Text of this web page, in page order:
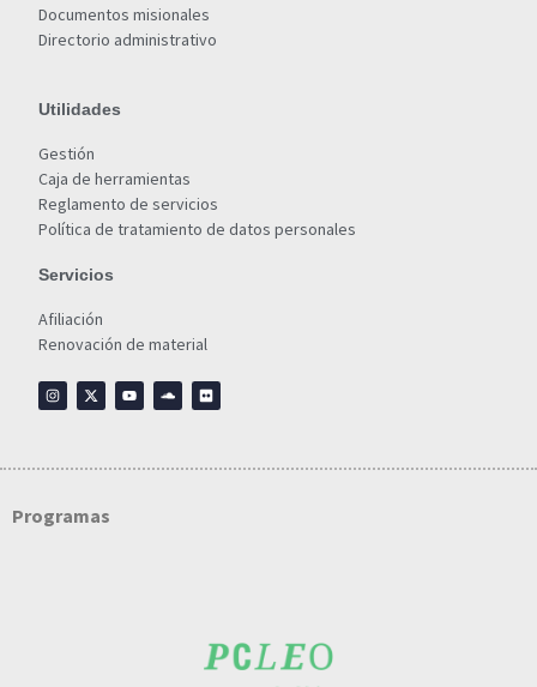
Documentos misionales
Directorio administrativo
Utilidades
Gestión
Caja de herramientas
Reglamento de servicios
Política de tratamiento de datos personales
Servicios
Afiliación
Renovación de material
Programas